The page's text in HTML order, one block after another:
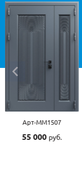
Арт-ММ1534
35 000руб.